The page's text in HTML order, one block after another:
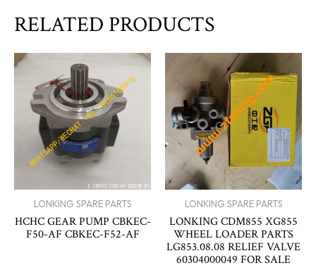
RELATED PRODUCTS
LONKING SPARE PARTS
HCHC GEAR PUMP CBKEC-
F50-AF CBKEC-F52-AF
LONKING SPARE PARTS
LONKING CDM855 XG855
WHEEL LOADER PARTS
LG853.08.08 RELIEF VALVE
60304000049 FOR SALE